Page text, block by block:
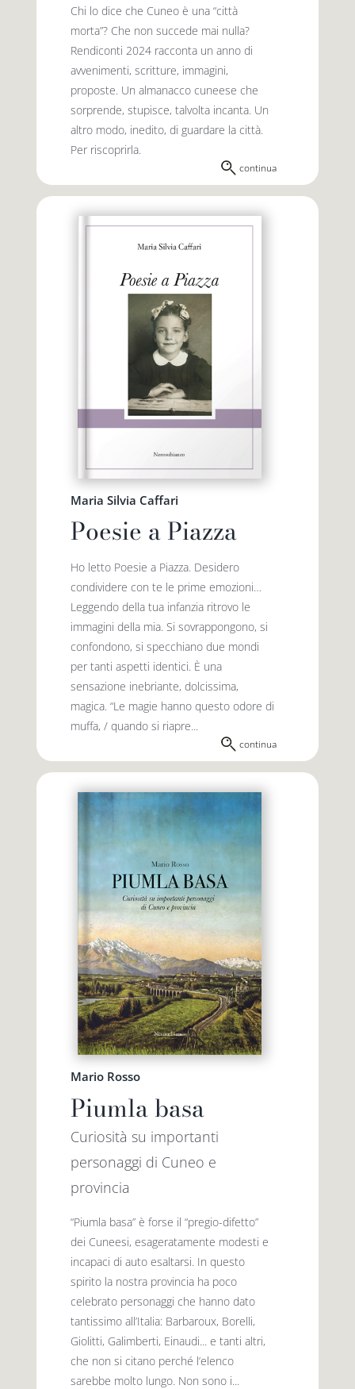
Chi lo dice che Cuneo è una “città
morta”? Che non succede mai nulla?
Rendiconti 2024 racconta un anno di
avvenimenti, scritture, immagini,
proposte. Un almanacco cuneese che
sorprende, stupisce, talvolta incanta. Un
altro modo, inedito, di guardare la città.
Per riscoprirla.
continua
Maria Silvia Caffari
Poesie a Piazza
Ho letto Poesie a Piazza. Desidero
condividere con te le prime emozioni…
Leggendo della tua infanzia ritrovo le
immagini della mia. Si sovrappongono, si
confondono, si specchiano due mondi
per tanti aspetti identici. È una
sensazione inebriante, dolcissima,
magica. “Le magie hanno questo odore di
muffa, / quando si riapre...
continua
Mario Rosso
Piumla basa
Curiosità su importanti
personaggi di Cuneo e
provincia
“Piumla basa” è forse il “pregio-difetto”
dei Cuneesi, esageratamente modesti e
incapaci di auto esaltarsi. In questo
spirito la nostra provincia ha poco
celebrato personaggi che hanno dato
tantis­simo all’Italia: Barbaroux, Borelli,
Giolitti, Galimberti, Einaudi... e tanti altri,
che non si citano perché l’elenco
sarebbe molto lungo. Non sono i...